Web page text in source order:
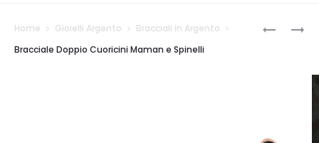
ROSARIO
COLLANA
Home Gioielli Argento
Bracciali in Argento
Bracciale Doppio Cuoricini Maman e Spinelli